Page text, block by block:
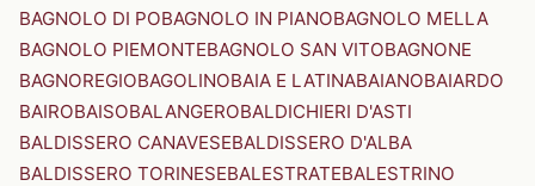
BAGNOLO DI POBAGNOLO IN PIANOBAGNOLO MELLA
BAGNOLO PIEMONTEBAGNOLO SAN VITOBAGNONE
BAGNOREGIOBAGOLINOBAIA E LATINABAIANOBAIARDO
BAIROBAISOBALANGEROBALDICHIERI D'ASTI
BALDISSERO CANAVESEBALDISSERO D'ALBA
BALDISSERO TORINESEBALESTRATEBALESTRINO